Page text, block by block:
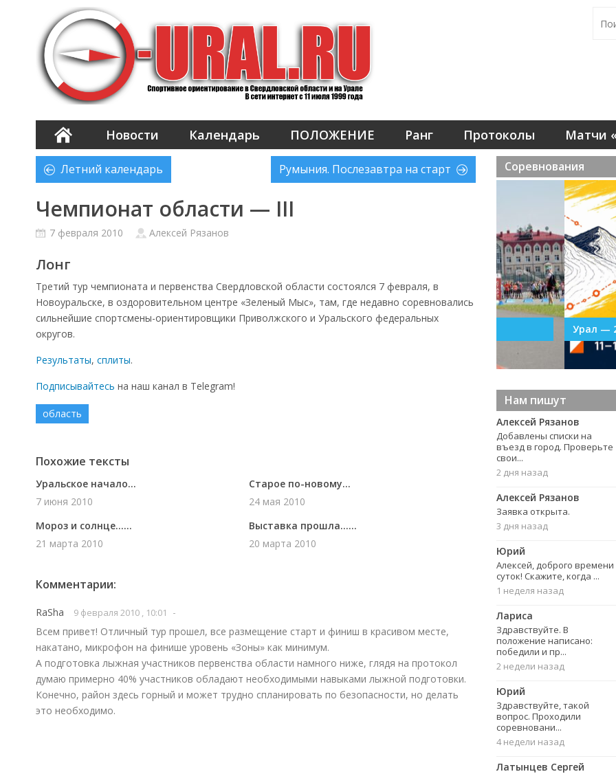
Новости Календарь ПОЛОЖЕНИЕ Ранг Протоколы Матчи
Летний календарь Румыния. Послезавтра на старт
Чемпионат области — III
7 февраля 2010 Алексей Рязанов
Лонг
Третий тур чемпионата и первенства Свердловской области состоялся 7 февраля, в
Новоуральске, в оздоровительном центре «Зеленый Мыс», там, где недавно соревновались
сильнейшие спортсмены-ориентировщики Приволжского и Уральского федеральных
округов.
Результаты, сплиты.
Подписывайтесь на наш канал в Telegram!
область
Похожие тексты
Уральское начало...
7 июня 2010
Старое по-новому...
24 мая 2010
Мороз и солнце…...
21 марта 2010
Выставка прошла…...
20 марта 2010
Комментарии:
RaSha 9 февраля 2010 , 10:01
-
Всем привет! Отличный тур прошел, все размещение старт и финиш в красивом месте,
накатано, микрофон на финише уровень «Зоны» как минимум.
А подготовка лыжная участников первенства области намного ниже, глядя на протокол
думаю примерно 40% участников обладают необходимыми навыками лыжной подготовки.
Конечно, район здесь горный и может трудно спланировать по безопасности, но делать
это необходимо.
Соревнования
Эстафеты в Новоуральске УрФО в Тагиле
Нам пишут
Алексей Рязанов
Добавлены списки на
въезд в город. Проверьте
свои...
2 дня назад
Алексей Рязанов
Заявка открыта.
3 дня назад
Юрий
Алексей, доброго времени
суток! Скажите, когда ...
1 неделя назад
Лариса
Здравствуйте. В
положение написано:
победили и пр...
2 недели назад
Юрий
Здравствуйте, такой
вопрос. Проходили
соревновани...
4 недели назад
Латынцев Сергей